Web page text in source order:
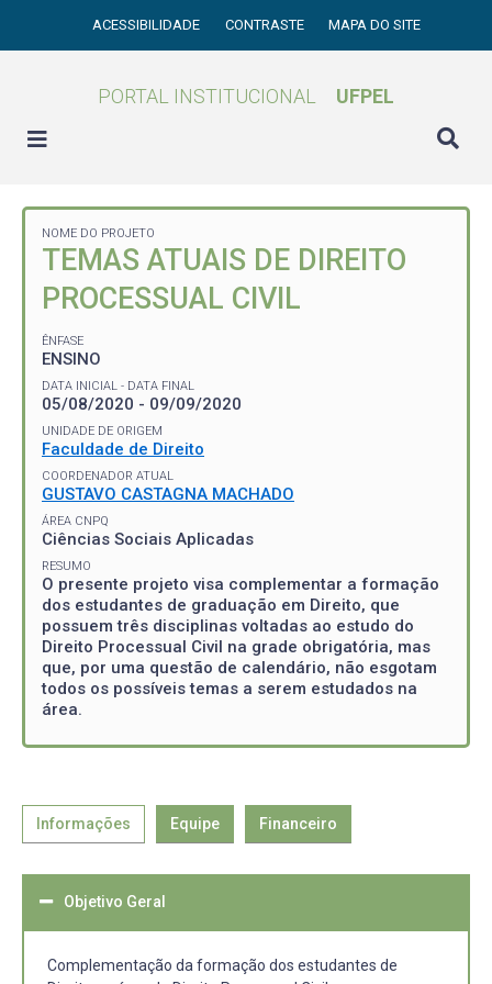
ACESSIBILIDADE CONTRASTE MAPA DO SITE
PORTAL INSTITUCIONAL UFPEL
NOME DO PROJETO
TEMAS ATUAIS DE DIREITO
PROCESSUAL CIVIL
ÊNFASE
ENSINO
DATA INICIAL - DATA FINAL
05/08/2020 - 09/09/2020
UNIDADE DE ORIGEM
Faculdade de Direito
COORDENADOR ATUAL
GUSTAVO CASTAGNA MACHADO
ÁREA CNPQ
Ciências Sociais Aplicadas
RESUMO
O presente projeto visa complementar a formação
dos estudantes de graduação em Direito, que
possuem três disciplinas voltadas ao estudo do
Direito Processual Civil na grade obrigatória, mas
que, por uma questão de calendário, não esgotam
todos os possíveis temas a serem estudados na
área.
Informações Equipe Financeiro
Objetivo Geral
Complementação da formação dos estudantes de